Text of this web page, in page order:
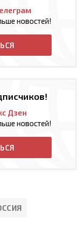
новостей!
Дзен
новостей!